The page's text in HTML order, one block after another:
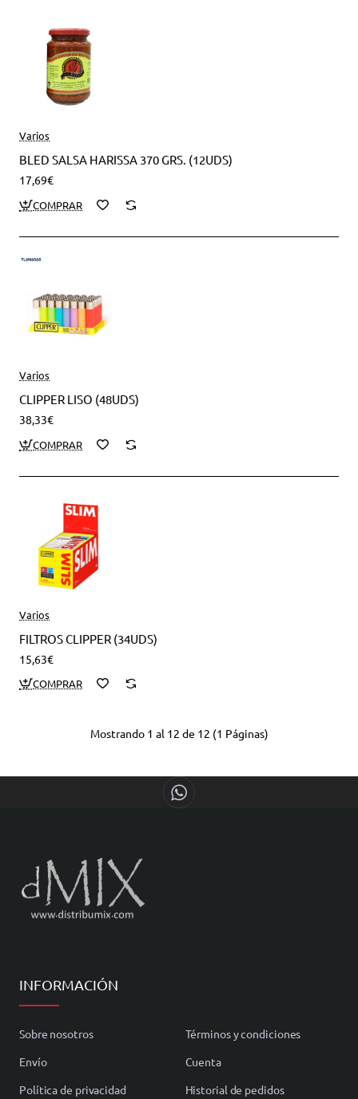
Varios
BLED SALSA HARISSA 370 GRS. (12UDS)
17,69€
Varios
CLIPPER LISO (48UDS)
38,33€
Varios
FILTROS CLIPPER (34UDS)
15,63€
Mostrando 1 al 12 de 12 (1 Páginas)
INFORMACIÓN
Sobre nosotros
Envío
Política de privacidad
Términos y condiciones
Cuenta
Historial de pedidos